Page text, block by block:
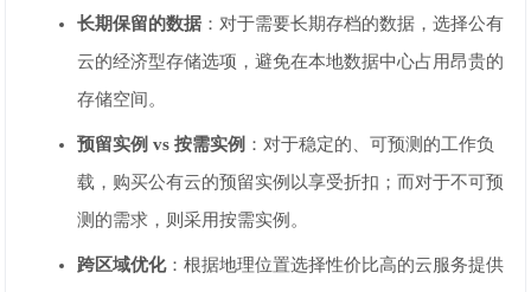
长期保留的数据 ：对于需要长期存档的数据，选择公有
云的经济型存储选项，避免在本地数据中心占用昂贵的
存储空间。
预留实例 vs 按需实例 ：对于稳定的、可预测的工作负
载，购买公有云的预留实例以享受折扣；而对于不可预
测的需求，则采用按需实例。
跨区域优化：根据地理位置选择性价比高的云服务提供